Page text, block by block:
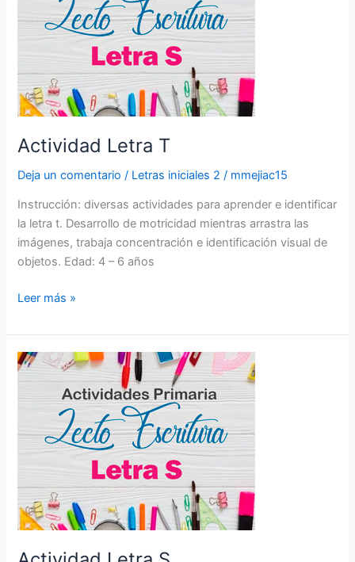
Actividad Letra T
Deja un comentario / Letras iniciales 2 / mmejiac15
Instrucción: diversas actividades para aprender e identificar
la letra t. Desarrollo de motricidad mientras arrastra las
imágenes, trabaja concentración e identificación visual de
objetos. Edad: 4 – 6 años
Leer más »
Actividad
Letra
S